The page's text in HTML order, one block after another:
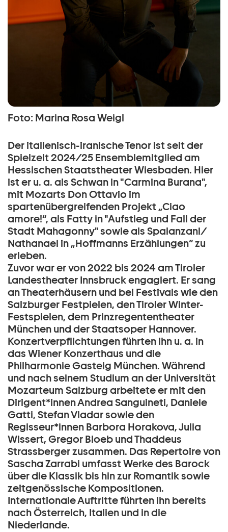
Foto: Marina Rosa Weigl
Der italienisch-iranische Tenor ist seit der
Spielzeit 2024/25 Ensemblemitglied am
Hessischen Staatstheater Wiesbaden. Hier
ist er u. a. als Schwan in "Carmina Burana",
mit Mozarts Don Ottavio im
spartenübergreifenden Projekt „Ciao
amore!“, als Fatty in "Aufstieg und Fall der
Stadt Mahagonny" sowie als Spalanzani/
Nathanael in „Hoffmanns Erzählungen“ zu
erleben.
Zuvor war er von 2022 bis 2024 am Tiroler
Landestheater Innsbruck engagiert. Er sang
an Theaterhäusern und bei Festivals wie den
Salzburger Festpielen, den Tiroler Winter-
Festspielen, dem Prinzregententheater
München und der Staatsoper Hannover.
Konzertverpflichtungen führten ihn u. a. in
das Wiener Konzerthaus und die
Philharmonie Gasteig München. Während
und nach seinem Studium an der Universität
Mozarteum Salzburg arbeitete er mit den
Dirigent*innen Andrea Sanguineti, Daniele
Gatti, Stefan Vladar sowie den
Regisseur*innen Barbora Horakova, Julia
Wissert, Gregor Bloeb und Thaddeus
Strassberger zusammen. Das Repertoire von
Sascha Zarrabi umfasst Werke des Barock
über die Klassik bis hin zur Romantik sowie
zeitgenössische Kompositionen.
Internationale Auftritte führten ihn bereits
nach Österreich, Italien und in die
Niederlande.